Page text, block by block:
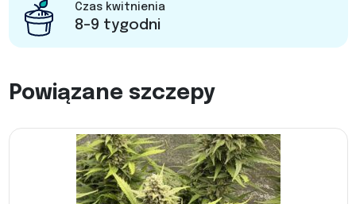
Czas kwitnienia
8-9 tygodni
Powiązane szczepy